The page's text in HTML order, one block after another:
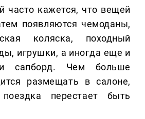
часто кажется, что вещей
появляются чемоданы,
коляска, походный
игрушки, а иногда еще и
сапборд. Чем больше
размещать в салоне,
перестает быть